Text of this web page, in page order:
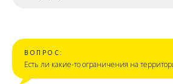
ВОПРОС:
Есть ли какие-то ограничения на